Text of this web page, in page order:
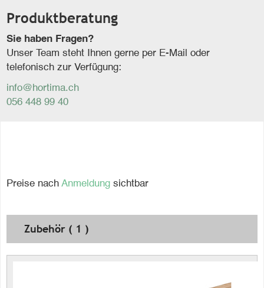
Produktberatung
Sie haben Fragen?
Unser Team steht Ihnen gerne per E-Mail oder
telefonisch zur Verfügung:
info@hortima.ch
056 448 99 40
Preise nach Anmeldung sichtbar
Zubehör ( 1 )